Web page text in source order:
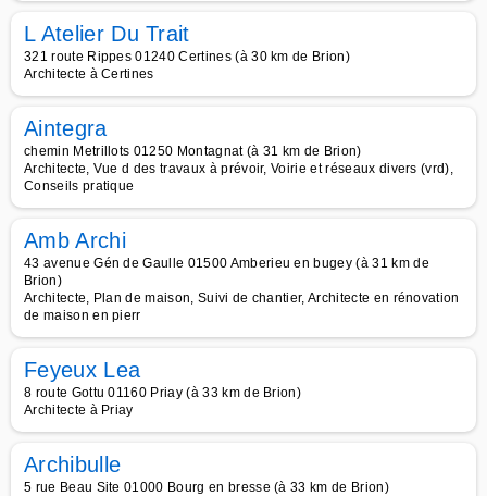
L Atelier Du Trait
321 route Rippes 01240 Certines (à 30 km de Brion)
Architecte à Certines
Aintegra
chemin Metrillots 01250 Montagnat (à 31 km de Brion)
Architecte, Vue d des travaux à prévoir, Voirie et réseaux divers (vrd),
Conseils pratique
Amb Archi
43 avenue Gén de Gaulle 01500 Amberieu en bugey (à 31 km de
Brion)
Architecte, Plan de maison, Suivi de chantier, Architecte en rénovation
de maison en pierr
Feyeux Lea
8 route Gottu 01160 Priay (à 33 km de Brion)
Architecte à Priay
Archibulle
5 rue Beau Site 01000 Bourg en bresse (à 33 km de Brion)